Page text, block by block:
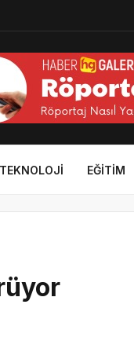
TEKNOLOJI EĞITIM